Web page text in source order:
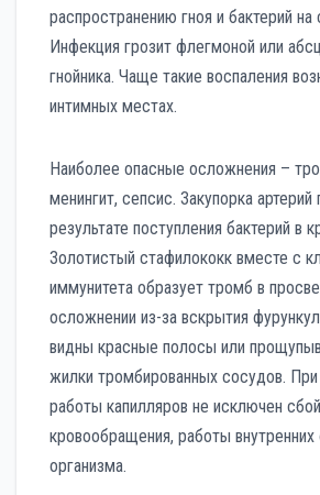
распространению гноя и бактерий на
Инфекция грозит флегмоной или
гнойника. Чаще такие воспаления
интимных местах.
Наиболее опасные осложнения –
менингит, сепсис. Закупорка артерий
результате поступления бактерий в
Золотистый стафилококк вместе с
иммунитета образует тромб в
осложнении из-за вскрытия
видны красные полосы или
жилки тромбированных сосудов.
работы капилляров не исключен
кровообращения, работы внутренних
организма.